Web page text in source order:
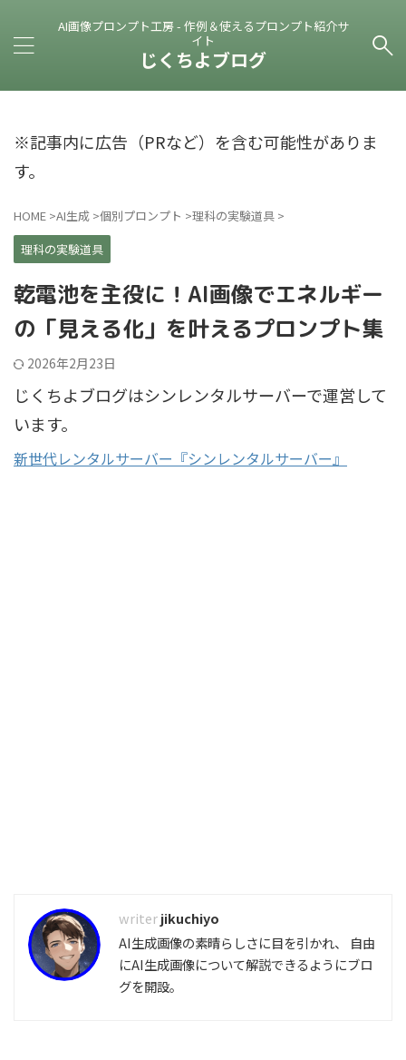
AI画像プロンプト工房 - 作例＆使えるプロンプト紹介サ
イト
じくちよブログ
※記事内に広告（PRなど）を含む可能性がありま
す。
HOME >AI生成 >個別プロンプト >理科の実験道具 >
理科の実験道具
乾電池を主役に！AI画像でエネルギー
の「見える化」を叶えるプロンプト集
2026年2月23日
じくちよブログはシンレンタルサーバーで運営して
います。
新世代レンタルサーバー『シンレンタルサーバー』
jikuchiyo
AI生成画像の素晴らしさに目を引かれ、 自由
にAI生成画像について解説できるようにブロ
グを開設。